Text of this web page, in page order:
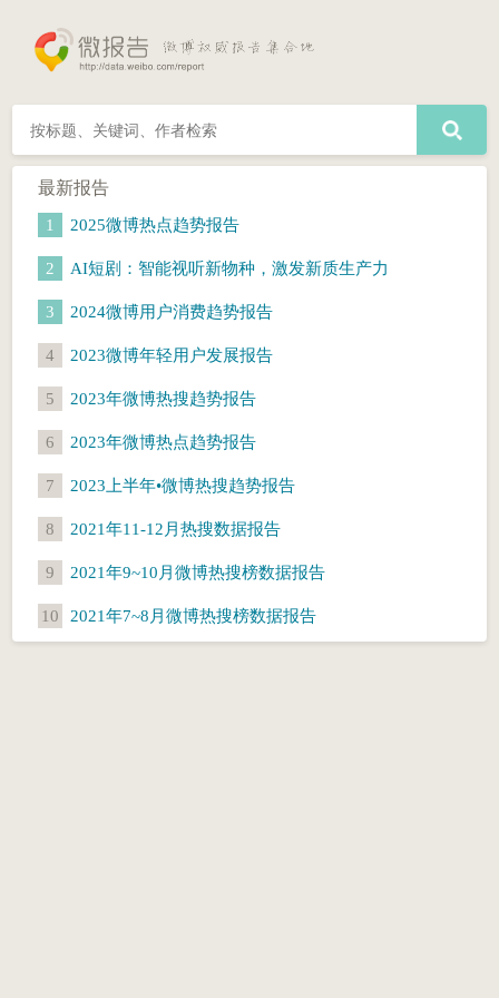
最新报告
1 2025微博热点趋势报告
2 AI短剧：智能视听新物种，激发新质生产力
3 2024微博用户消费趋势报告
4 2023微博年轻用户发展报告
5 2023年微博热搜趋势报告
6 2023年微博热点趋势报告
7 2023上半年•微博热搜趋势报告
8 2021年11-12月热搜数据报告
9 2021年9~10月微博热搜榜数据报告
10 2021年7~8月微博热搜榜数据报告